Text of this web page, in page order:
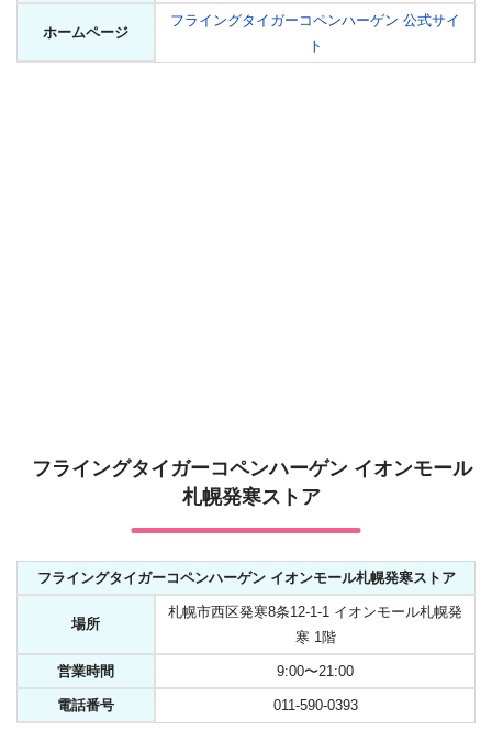
ホームページ
フライングタイガーコペンハーゲン 公式サイ
ト
フライングタイガーコペンハーゲン イオンモール
札幌発寒ストア
フライングタイガーコペンハーゲン イオンモール札幌発寒ストア
場所
札幌市西区発寒8条12-1-1 イオンモール札幌発
寒 1階
営業時間 9:00〜21:00
電話番号 011-590-0393